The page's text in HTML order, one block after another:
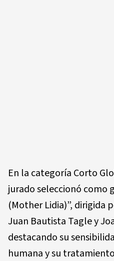
En la categoría Corto
jurado seleccionó como
(Mother Lidia)”, dirigida
Juan Bautista Tagle y
destacando su
humana y su